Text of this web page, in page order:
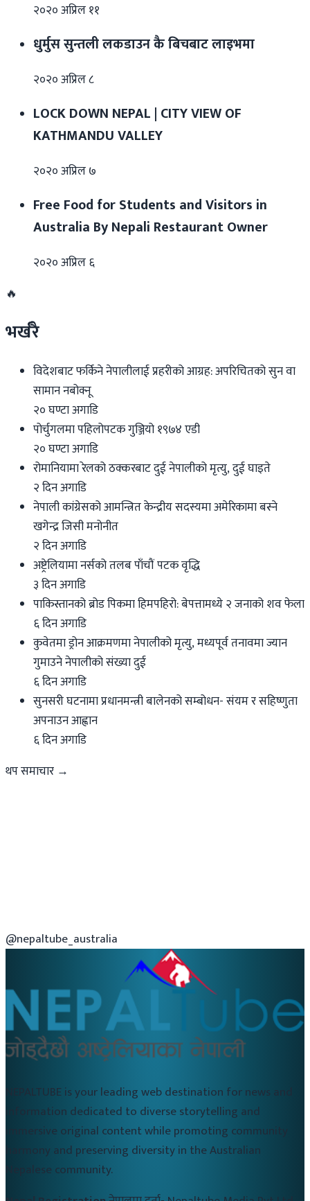
२०२० अप्रिल ११
धुर्मुस सुन्तली लकडाउन कै बिचबाट लाइभमा
२०२० अप्रिल ८
LOCK DOWN NEPAL | CITY VIEW OF
KATHMANDU VALLEY
२०२० अप्रिल ७
Free Food for Students and Visitors in
Australia By Nepali Restaurant Owner
२०२० अप्रिल ६
🔥
भर्खरै
विदेशबाट फर्किने नेपालीलाई प्रहरीको आग्रह: अपरिचितको सुन वा
सामान नबोक्नू
२० घण्टा अगाडि
पोर्चुगलमा पहिलोपटक गुञ्जियो १९७४ एडी
२० घण्टा अगाडि
रोमानियामा रेलको ठक्करबाट दुई नेपालीको मृत्यु, दुई घाइते
२ दिन अगाडि
नेपाली कांग्रेसको आमन्त्रित केन्द्रीय सदस्यमा अमेरिकामा बस्ने
खगेन्द्र जिसी मनोनीत
२ दिन अगाडि
अष्ट्रेलियामा नर्सको तलब पाँचौं पटक वृद्धि
३ दिन अगाडि
पाकिस्तानको ब्रोड पिकमा हिमपहिरो: बेपत्तामध्ये २ जनाको शव फेला
६ दिन अगाडि
कुवेतमा ड्रोन आक्रमणमा नेपालीको मृत्यु, मध्यपूर्व तनावमा ज्यान
गुमाउने नेपालीको संख्या दुई
६ दिन अगाडि
सुनसरी घटनामा प्रधानमन्त्री बालेनको सम्बोधन- संयम र सहिष्णुता
अपनाउन आह्वान
६ दिन अगाडि
थप समाचार →
@nepaltube_australia
NEPALTUBE is your leading web destination for news and
information dedicated to diverse storytelling and
immersive original content while promoting community
harmony and preserving diversity in the Australian
Nepalese community.